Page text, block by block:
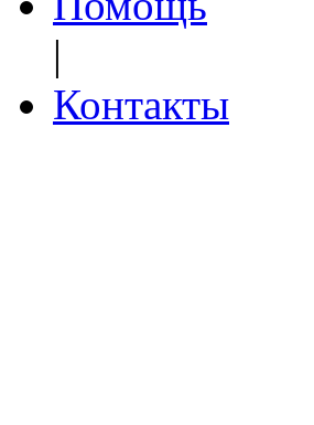
|
Контакты